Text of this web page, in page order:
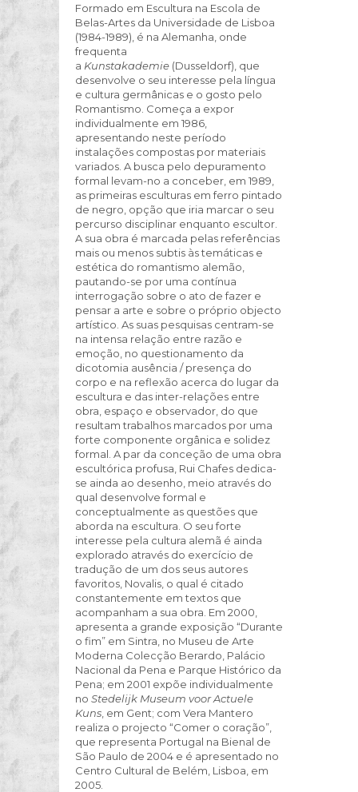
Formado em Escultura na Escola de
Belas-Artes da Universidade de Lisboa
(1984-1989), é na Alemanha, onde
frequenta
a Kunstakademie (Dusseldorf), que
desenvolve o seu interesse pela língua
e cultura germânicas e o gosto pelo
Romantismo. Começa a expor
individualmente em 1986,
apresentando neste período
instalações compostas por materiais
variados. A busca pelo depuramento
formal levam-no a conceber, em 1989,
as primeiras esculturas em ferro pintado
de negro, opção que iria marcar o seu
percurso disciplinar enquanto escultor.
A sua obra é marcada pelas referências
mais ou menos subtis às temáticas e
estética do romantismo alemão,
pautando-se por uma contínua
interrogação sobre o ato de fazer e
pensar a arte e sobre o próprio objecto
artístico. As suas pesquisas centram-se
na intensa relação entre razão e
emoção, no questionamento da
dicotomia ausência / presença do
corpo e na reflexão acerca do lugar da
escultura e das inter-relações entre
obra, espaço e observador, do que
resultam trabalhos marcados por uma
forte componente orgânica e solidez
formal. A par da conceção de uma obra
escultórica profusa, Rui Chafes dedica-
se ainda ao desenho, meio através do
qual desenvolve formal e
conceptualmente as questões que
aborda na escultura. O seu forte
interesse pela cultura alemã é ainda
explorado através do exercício de
tradução de um dos seus autores
favoritos, Novalis, o qual é citado
constantemente em textos que
acompanham a sua obra. Em 2000,
apresenta a grande exposição “Durante
o fim” em Sintra, no Museu de Arte
Moderna Colecção Berardo, Palácio
Nacional da Pena e Parque Histórico da
Pena; em 2001 expõe individualmente
no Stedelijk Museum voor Actuele
Kuns , em Gent; com Vera Mantero
realiza o projecto “Comer o coração”,
que representa Portugal na Bienal de
São Paulo de 2004 e é apresentado no
Centro Cultural de Belém, Lisboa, em
2005.